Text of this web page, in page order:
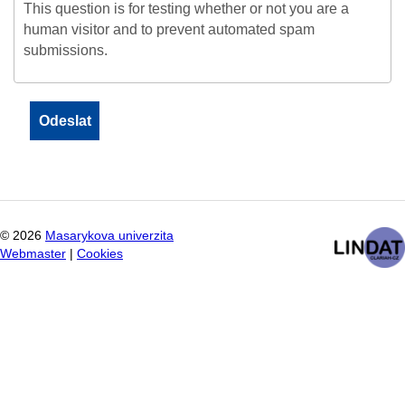
This question is for testing whether or not you are a
human visitor and to prevent automated spam
submissions.
© 2026 Masarykova univerzita
Webmaster
Cookies